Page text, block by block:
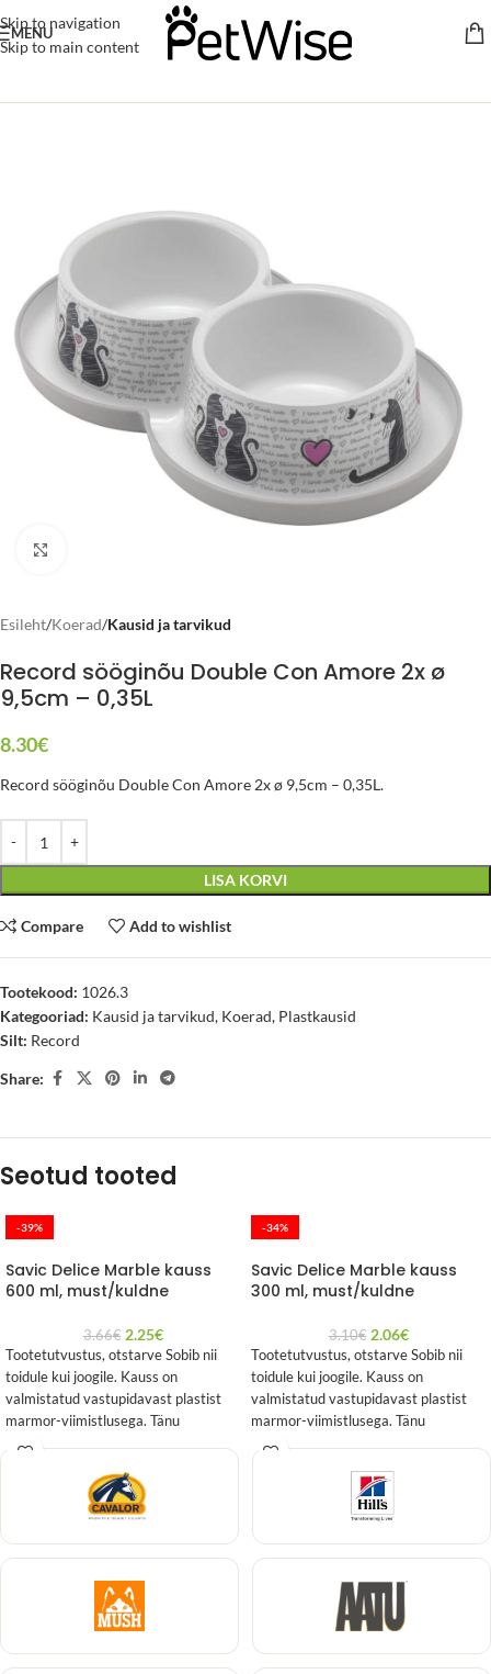
Skip to navigation
Skip to main content
MENU
Esileht Koerad Kausid ja tarvikud
Record sööginõu Double Con Amore 2x ø
9,5cm – 0,35L
8.30€
Record sööginõu Double Con Amore 2x ø 9,5cm – 0,35L.
LISA KORVI
Compare Add to wishlist
Tootekood: 1026.3
Kategooriad: Kausid ja tarvikud, Koerad, Plastkausid
Silt: Record
Share:
Seotud tooted
-39%
Savic Delice Marble kauss
600 ml, must/kuldne
3.66€ 2.25€
Tootetutvustus, otstarve Sobib nii
toidule kui joogile. Kauss on
valmistatud vastupidavast plastist
marmor-viimistlusega. Tänu
spetsiaalsele kujule saab kaussi
-34%
Savic Delice Marble kauss
300 ml, must/kuldne
3.10€ 2.06€
Tootetutvustus, otstarve Sobib nii
toidule kui joogile. Kauss on
valmistatud vastupidavast plastist
marmor-viimistlusega. Tänu
spetsiaalsele kujule saab kaussi